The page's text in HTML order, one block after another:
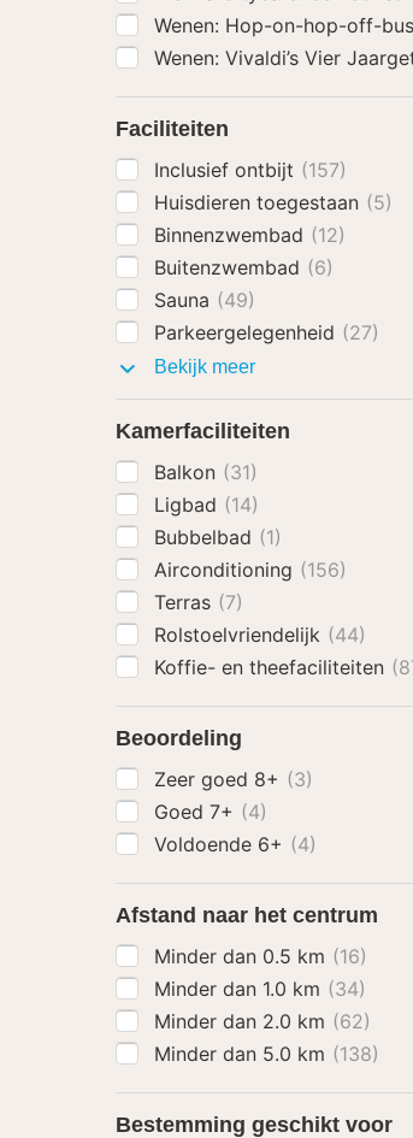
Wenen: Hop-on-hop-off-
Wenen: Vivaldi’s Vier
Faciliteiten
Inclusief ontbijt (157)
Huisdieren toegestaan (5)
Binnenzwembad (12)
Buitenzwembad (6)
Sauna (49)
Parkeergelegenheid (27)
Bekijk meerFaciliteiten
Kamerfaciliteiten
Balkon (31)
Ligbad (14)
Bubbelbad (1)
Airconditioning (156)
Terras (7)
Rolstoelvriendelijk (44)
Koffie- en theefaciliteiten
Beoordeling
Zeer goed 8+ (3)
Goed 7+ (4)
Voldoende 6+ (4)
Afstand naar het centrum
Minder dan 0.5 km (16)
Minder dan 1.0 km (34)
Minder dan 2.0 km (62)
Minder dan 5.0 km (138)
Bestemming geschikt voor